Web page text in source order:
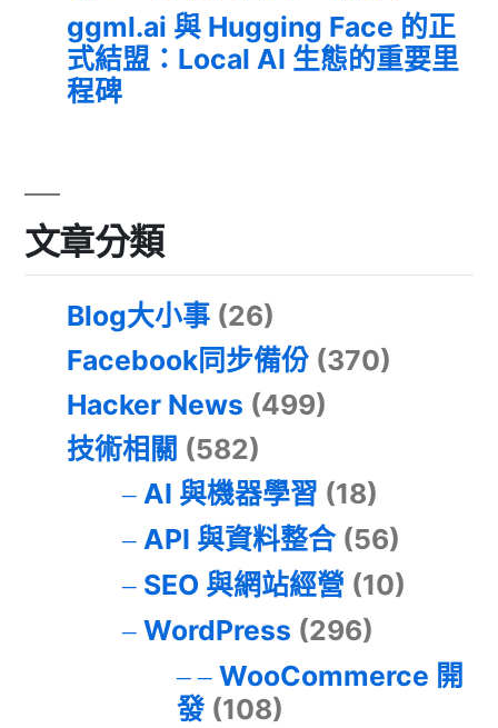
ggml.ai 與 Hugging Face 的正
式結盟：Local AI 生態的重要里
程碑
文章分類
Blog大小事 (26)
Facebook同步備份 (370)
Hacker News (499)
技術相關 (582)
AI 與機器學習 (18)
API 與資料整合(56)
SEO 與網站經營 (10)
WordPress (296)
WooCommerce 開
發(108)